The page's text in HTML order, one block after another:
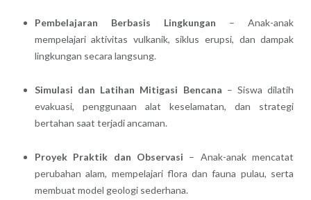
Pembelajaran Berbasis Lingkungan – Anak-anak
mempelajari aktivitas vulkanik, siklus erupsi, dan dampak
lingkungan secara langsung.
Simulasi dan Latihan Mitigasi Bencana – Siswa dilatih
evakuasi, penggunaan alat keselamatan, dan strategi
bertahan saat terjadi ancaman.
Proyek Praktik dan Observasi – Anak-anak mencatat
perubahan alam, mempelajari flora dan fauna pulau, serta
membuat model geologi sederhana.